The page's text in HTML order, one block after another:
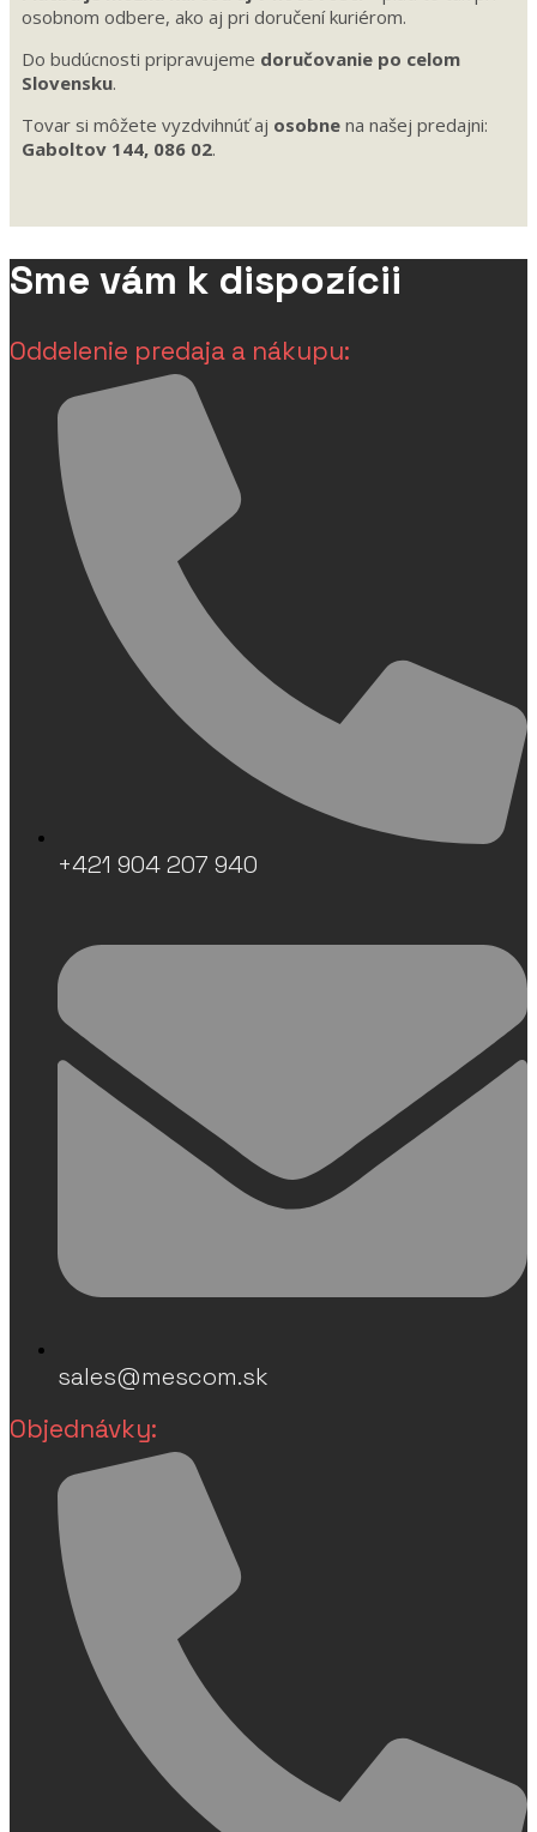
osobnom odbere, ako aj pri doručení kuriérom.
Do budúcnosti pripravujeme doručovanie po celom
Slovensku.
Tovar si môžete vyzdvihnúť aj osobne na našej predajni:
Gaboltov 144, 086 02.
Sme vám k dispozícii
Oddelenie predaja a nákupu:
+421 904 207 940
sales@mescom.sk
Objednávky: